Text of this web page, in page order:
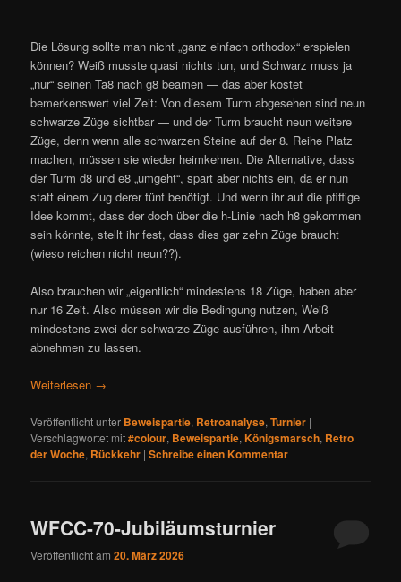
Die Lösung sollte man nicht „ganz einfach orthodox“ erspielen
können? Weiß musste quasi nichts tun, und Schwarz muss ja
„nur“ seinen Ta8 nach g8 beamen — das aber kostet
bemerkenswert viel Zeit: Von diesem Turm abgesehen sind neun
schwarze Züge sichtbar — und der Turm braucht neun weitere
Züge, denn wenn alle schwarzen Steine auf der 8. Reihe Platz
machen, müssen sie wieder heimkehren. Die Alternative, dass
der Turm d8 und e8 „umgeht“, spart aber nichts ein, da er nun
statt einem Zug derer fünf benötigt. Und wenn ihr auf die pfiffige
Idee kommt, dass der doch über die h-Linie nach h8 gekommen
sein könnte, stellt ihr fest, dass dies gar zehn Züge braucht
(wieso reichen nicht neun??).
Also brauchen wir „eigentlich“ mindestens 18 Züge, haben aber
nur 16 Zeit. Also müssen wir die Bedingung nutzen, Weiß
mindestens zwei der schwarze Züge ausführen, ihm Arbeit
abnehmen zu lassen.
Weiterlesen →
Veröffentlicht unter Beweispartie, Retroanalyse,Turnier |
Verschlagwortet mit#colour, Beweispartie,Königsmarsch, Retro
der Woche, Rückkehr |Schreibe einen Kommentar
WFCC-70-Jubiläumsturnier
Veröffentlicht am20. März 2026